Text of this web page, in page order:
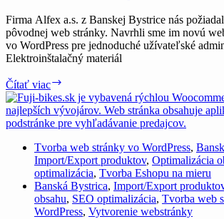
Firma Alfex a.s. z Banskej Bystrice nás
pôvodnej web stránky. Navrhli sme im novú
vo WordPress pre jednoduché užívateľské
Elektroinštalačný materiál
Čítať viac
materiál
Tvorba web stránky vo WordPress,
Import/Export produktov, Optimalizácia
optimalizácia, Tvorba Eshopu na mieru
Banská Bystrica, Import/Export
obsahu, SEO optimalizácia, Tvorba web
WordPress, Vytvorenie webstránky